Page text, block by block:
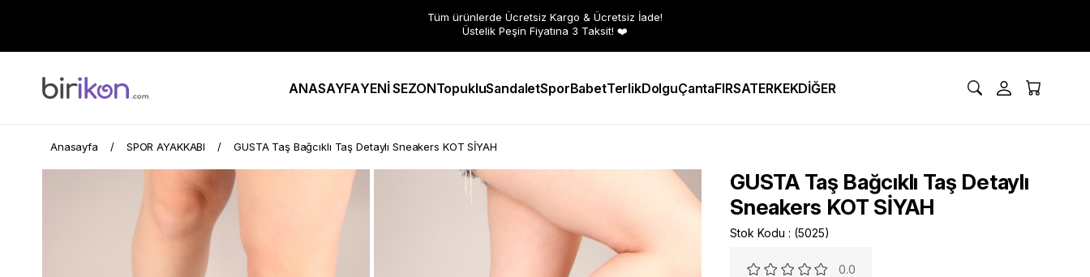
Tüm ürünlerde Ücretsiz Kargo & Ücretsiz İade!
Üstelik Peşin Fiyatına 3 Taksit! ❤️
ANASAYFAYENİ SEZONTopukluSandaletSporBabetTerlikDolguÇantaFIRSATERKEKDİĞER
Anasayfa SPOR AYAKKABI GUSTA Taş Bağcıklı Taş Detaylı Sneakers KOT SİYAH
GUSTA Taş Bağcıklı Taş Detaylı
Sneakers KOT SİYAH
Stok Kodu (5025)
0.0